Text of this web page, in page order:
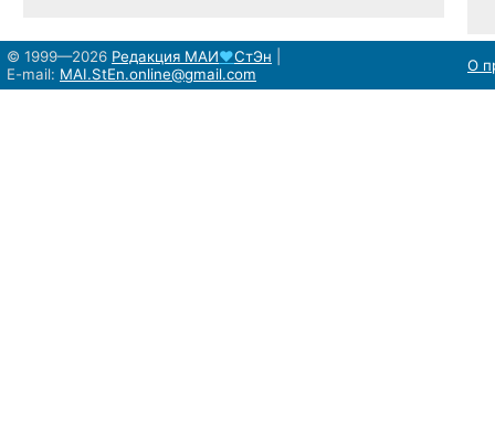
© 1999—2026 Редакция МАИ♥СтЭн
E-mail: MAI.StEn.online@gmail.com О